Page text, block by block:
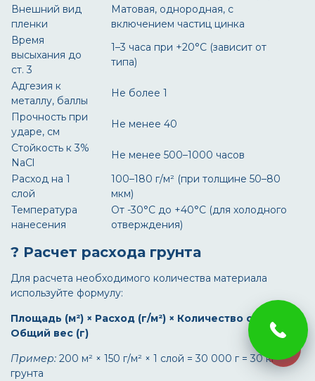
Внешний вид
пленки
Матовая, однородная, с
включением частиц цинка
Время
высыхания до
ст. 3
1–3 часа при +20°C (зависит от
типа)
Адгезия к
металлу, баллы
Не более 1
Прочность при
ударе, см
Не менее 40
Стойкость к 3%
NaCl
Не менее 500–1000 часов
Расход на 1
слой
100–180 г/м² (при толщине 50–80
мкм)
Температура
нанесения
От -30°C до +40°C (для холодного
отверждения)
? Расчет расхода грунта
Для расчета необходимого количества материала
используйте формулу:
Площадь (м²) × Расход (г/м²) × Количество слоев =
Общий вес (г)
Пример: 200 м² × 150 г/м² × 1 слой = 30 000 г = 30 кг
грунта